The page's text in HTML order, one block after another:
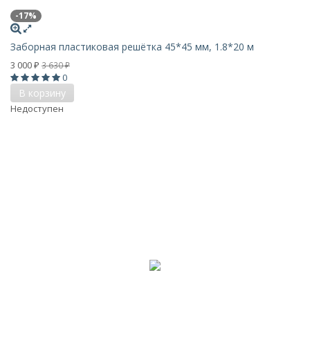
-17%
Заборная пластиковая решётка 45*45 мм, 1.8*20 м
3 000 ₽ 3 630₽
0
В корзину
Недоступен